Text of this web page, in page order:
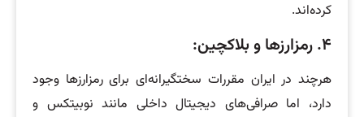
کرده‌اند.
۴. رمزارزها و بلاکچین:
هرچند در ایران مقررات سختگیرانه‌ای برای رمزارزها وجود
دارد، اما صرافی‌های دیجیتال داخلی مانند نوبیتکس و